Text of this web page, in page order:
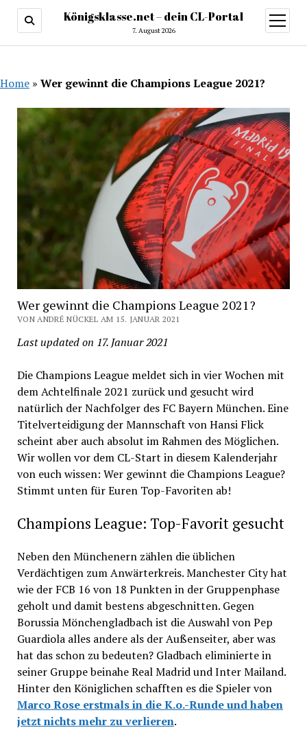
Königsklasse.net – dein CL-Portal
7. August 2026
Menü
öffnen
Home » Wer gewinnt die Champions League 2021?
Wer gewinnt die Champions League 2021?
VON ANDRÉ NÜCKEL AM 15. JANUAR 2021
Last updated on 17. Januar 2021
Die Champions League meldet sich in vier Wochen mit
dem Achtelfinale 2021 zurück und gesucht wird
natürlich der Nachfolger des FC Bayern München. Eine
Titelverteidigung der Mannschaft von Hansi Flick
scheint aber auch absolut im Rahmen des Möglichen.
Wir wollen vor dem CL-Start in diesem Kalenderjahr
von euch wissen: Wer gewinnt die Champions League?
Stimmt unten für Euren Top-Favoriten ab!
Champions League: Top-Favorit gesucht
Neben den Münchenern zählen die üblichen
Verdächtigen zum Anwärterkreis. Manchester City hat
wie der FCB 16 von 18 Punkten in der Gruppenphase
geholt und damit bestens abgeschnitten. Gegen
Borussia Mönchengladbach ist die Auswahl von Pep
Guardiola alles andere als der Außenseiter, aber was
hat das schon zu bedeuten? Gladbach eliminierte in
seiner Gruppe beinahe Real Madrid und Inter Mailand.
Hinter den Königlichen schafften es die Spieler von
Marco Rose erstmals in die K.o.-Runde und haben
jetzt nichts mehr zu verlieren.